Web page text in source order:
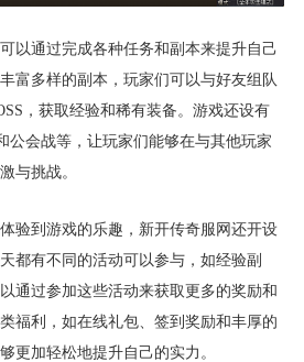
以通过完成各种任务和副本来提升自己
富多样的副本，玩家们可以与好友组队
，获取经验和稀有装备。游戏还设有
公会战等，让玩家们能够在与其他玩家
与挑战。
验到游戏的乐趣，新开传奇服网还开设
都有不同的活动可以参与，如经验副
通过参加这些活动来获取更多的奖励和
福利，如在线礼包、签到奖励和丰厚的
更加轻松地提升自己的实力。